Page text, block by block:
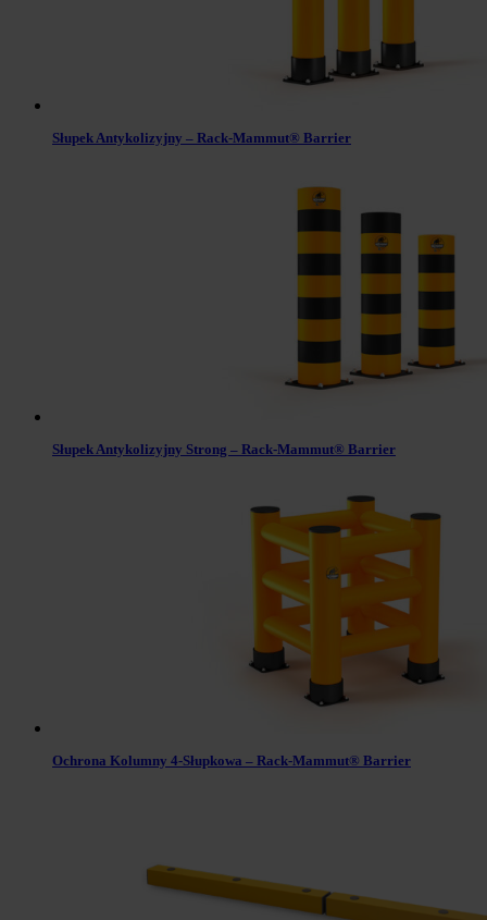
Słupek Antykolizyjny – Rack-Mammut® Barrier
Słupek Antykolizyjny Strong – Rack-Mammut® Barrier
Ochrona Kolumny 4-Słupkowa – Rack-Mammut® Barrier